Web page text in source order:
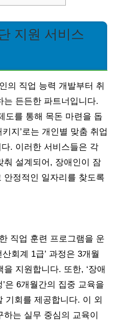
지원 서비스
의 직업 능력 개발부터 취
는 든든한 파트너입니다.
도를 통해 목돈 마련을 돕
지’로는 개인별 맞춤 취업
. 이러한 서비스들은 각
춰 설계되어, 장애인이 잠
정적인 일자리를 찾도록
직업 훈련 프로그램을 운
회계 1급’ 과정은 3개월
지원합니다. 또한, ‘장애
은 6개월간의 집중 교육을
기회를 제공합니다. 이 외
는 실무 중심의 교육이